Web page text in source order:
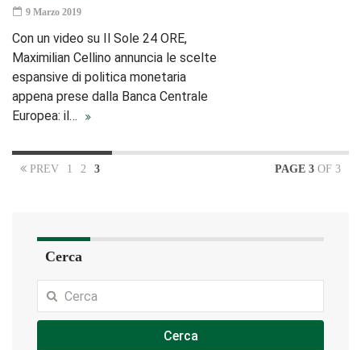
9 Marzo 2019
Con un video su Il Sole 24 ORE,
Maximilian Cellino annuncia le scelte
espansive di politica monetaria
appena prese dalla Banca Centrale
Europea: il…
PREV 1 2 3 PAGE 3 OF 3
Cerca
Cerca